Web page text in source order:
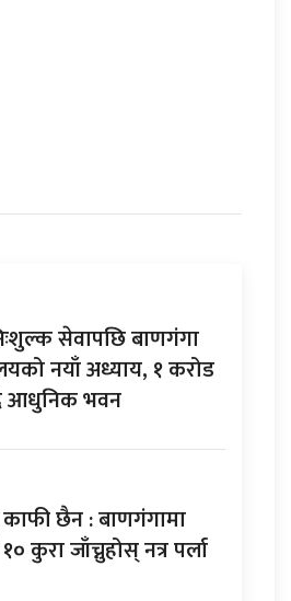
सेवापछि बाणगंगा
नयाँ अध्याय, १ करोड
आधुनिक भवन
काफी छैन : बाणगंगामा
कुरा जाँच्नुहोस् नत्र पर्ला